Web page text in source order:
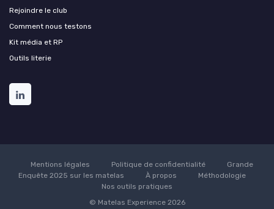
Rejoindre le club
Comment nous testons
Kit média et RP
Outils literie
Mentions légales Politique de confidentialité
Grande
Enquête 2025 sur les matelas
À propos
Méthodologie
Nos outils pratiques
© Matelas Experience 2026